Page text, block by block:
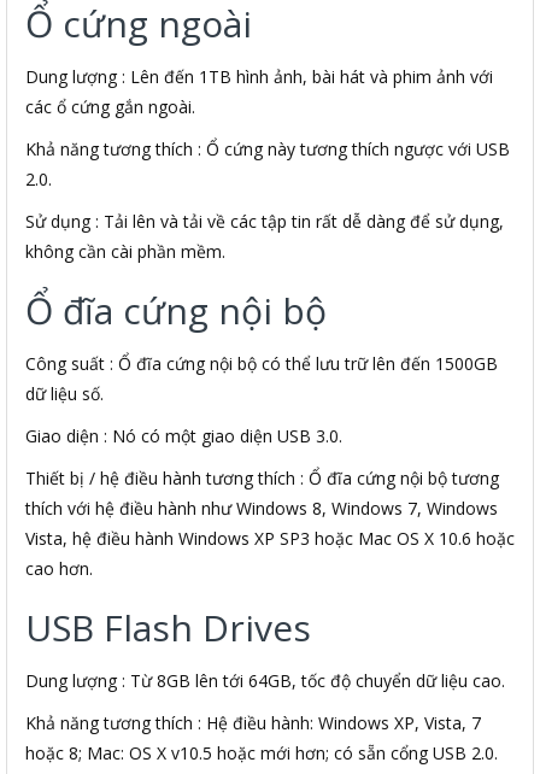
Ổ cứng ngoài
Dung lượng : Lên đến 1TB hình ảnh, bài hát và phim ảnh với
các ổ cứng gắn ngoài.
Khả năng tương thích : Ổ cứng này tương thích ngược với USB
2.0.
Sử dụng : Tải lên và tải về các tập tin rất dễ dàng để sử dụng,
không cần cài phần mềm.
Ổ đĩa cứng nội bộ
Công suất : Ổ đĩa cứng nội bộ có thể lưu trữ lên đến 1500GB
dữ liệu số.
Giao diện : Nó có một giao diện USB 3.0.
Thiết bị / hệ điều hành tương thích : Ổ đĩa cứng nội bộ tương
thích với hệ điều hành như Windows 8, Windows 7, Windows
Vista, hệ điều hành Windows XP SP3 hoặc Mac OS X 10.6 hoặc
cao hơn.
USB Flash Drives
Dung lượng : Từ 8GB lên tới 64GB, tốc độ chuyển dữ liệu cao.
Khả năng tương thích : Hệ điều hành: Windows XP, Vista, 7
hoặc 8; Mac: OS X v10.5 hoặc mới hơn; có sẵn cổng USB 2.0.